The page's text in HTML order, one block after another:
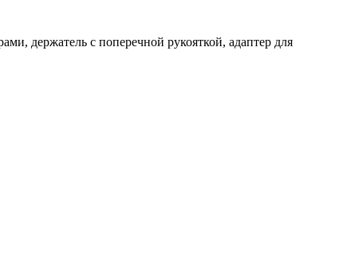
держатель с поперечной рукояткой, адаптер для